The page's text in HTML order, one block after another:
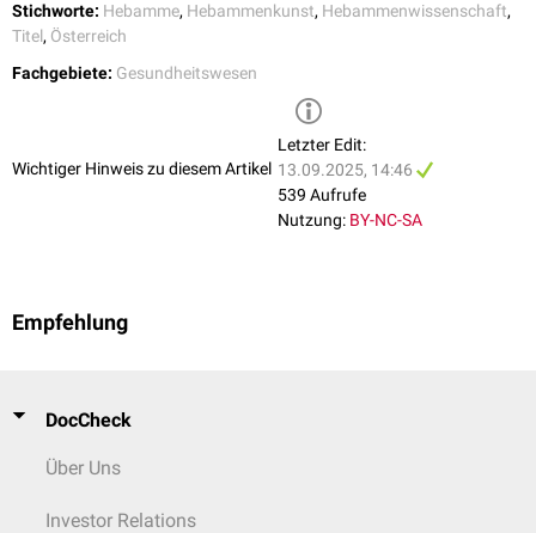
Stichworte: Hebamme, Hebammenkunst, Hebammenwissenschaft,
Titel, Österreich
Fachgebiete: Gesundheitswesen
Wichtiger Hinweis zu diesem Artikel
Letzter Edit:
13.09.2025, 14:46
539 Aufrufe
Nutzung: BY-NC-SA
Empfehlung
DocCheck
Über Uns
Investor Relations